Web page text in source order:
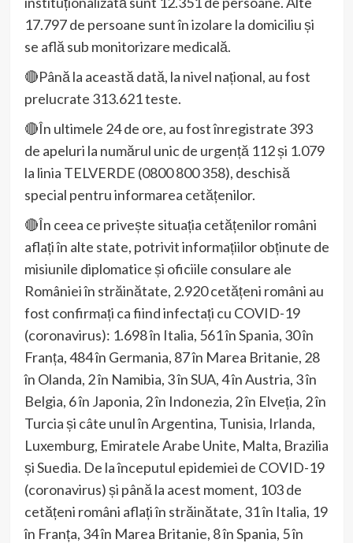
17.797 de persoane sunt în izolare la domiciliu și
se află sub monitorizare medicală.
🔴Până la această dată, la nivel național, au fost
prelucrate 313.621 teste.
🔴În ultimele 24 de ore, au fost înregistrate 393
de apeluri la numărul unic de urgență 112 și 1.079
la linia TELVERDE (0800 800 358), deschisă
special pentru informarea cetățenilor.
🔴În ceea ce privește situația cetățenilor români
aflați în alte state, potrivit informațiilor obținute de
misiunile diplomatice și oficiile consulare ale
României în străinătate, 2.920 cetățeni români au
fost confirmați ca fiind infectați cu COVID-19
(coronavirus): 1.698 în Italia, 561 în Spania, 30 în
Franța, 484 în Germania, 87 în Marea Britanie, 28
în Olanda, 2 în Namibia, 3 în SUA, 4 în Austria, 3 în
Belgia, 6 în Japonia, 2 în Indonezia, 2 în Elveția, 2 în
Turcia și câte unul în Argentina, Tunisia, Irlanda,
Luxemburg, Emiratele Arabe Unite, Malta, Brazilia
și Suedia. De la începutul epidemiei de COVID-19
(coronavirus) și până la acest moment, 103 de
cetățeni români aflați în străinătate, 31 în Italia, 19
în Franța, 34 în Marea Britanie, 8 în Spania, 5 în